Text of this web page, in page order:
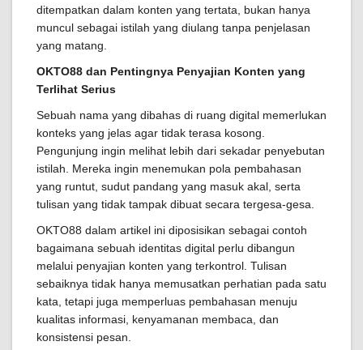
ditempatkan dalam konten yang tertata, bukan hanya
muncul sebagai istilah yang diulang tanpa penjelasan
yang matang.
OKTO88 dan Pentingnya Penyajian Konten yang
Terlihat Serius
Sebuah nama yang dibahas di ruang digital memerlukan
konteks yang jelas agar tidak terasa kosong.
Pengunjung ingin melihat lebih dari sekadar penyebutan
istilah. Mereka ingin menemukan pola pembahasan
yang runtut, sudut pandang yang masuk akal, serta
tulisan yang tidak tampak dibuat secara tergesa-gesa.
OKTO88 dalam artikel ini diposisikan sebagai contoh
bagaimana sebuah identitas digital perlu dibangun
melalui penyajian konten yang terkontrol. Tulisan
sebaiknya tidak hanya memusatkan perhatian pada satu
kata, tetapi juga memperluas pembahasan menuju
kualitas informasi, kenyamanan membaca, dan
konsistensi pesan.